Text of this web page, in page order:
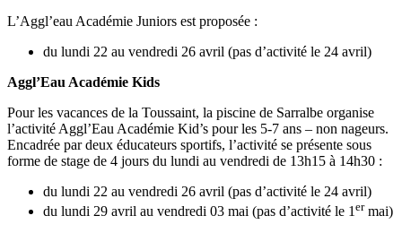
L’Aggl’eau Académie Juniors est proposée :
du lundi 22 au vendredi 26 avril (pas d’activité le 24 avril)
Aggl’Eau Académie Kids
Pour les vacances de la Toussaint, la piscine de Sarralbe organise
l’activité Aggl’Eau Académie Kid’s pour les 5-7 ans – non nageurs.
Encadrée par deux éducateurs sportifs, l’activité se présente sous
forme de stage de 4 jours du lundi au vendredi de 13h15 à 14h30 :
du lundi 22 au vendredi 26 avril (pas d’activité le 24 avril)
du lundi 29 avril au vendredi 03 mai (pas d’activité le 1 ermai)